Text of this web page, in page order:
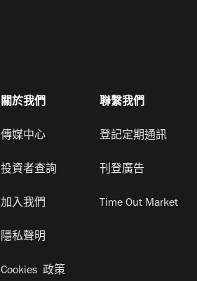
關於我們
傳媒中心
投資者查詢
加入我們
隱私聲明
Cookies 政策
聯繫我們
登記定期通訊
刊登廣告
Time Out Market